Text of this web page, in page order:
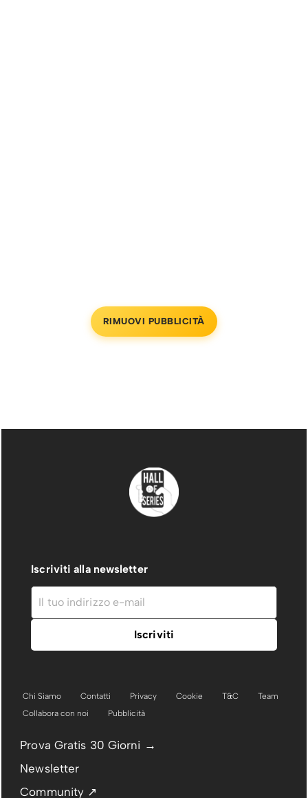
RIMUOVI PUBBLICITÀ
Iscriviti alla newsletter
Chi Siamo Contatti Privacy Cookie T&C
Team
Collabora con noi
Pubblicità
Prova Gratis 30 Giorni →
Newsletter
Community ↗